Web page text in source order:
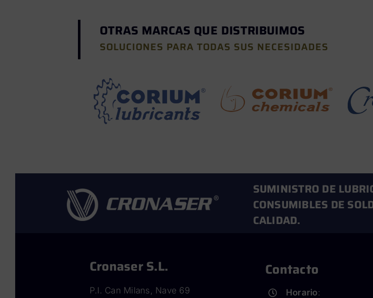
OTRAS MARCAS QUE DISTRIBUIMOS
SOLUCIONES PARA TODAS SUS NECESIDADES
SUMINISTRO DE
CONSUMIBLES DE
CALIDAD.
Cronaser S.L.
P.I. Can Milans, Nave 69
Contacto
Horario: